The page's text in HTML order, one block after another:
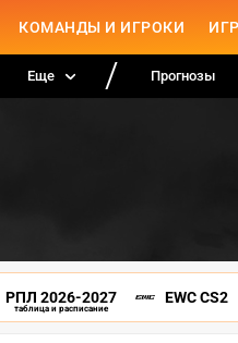
КОМАНДЫ И ИГРОКИ
Еще Прогнозы
РПЛ 2026-2027
таблица и расписание
EWC CS2